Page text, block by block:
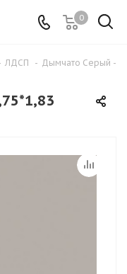
0
ЛДСП - Дымчато Серый -